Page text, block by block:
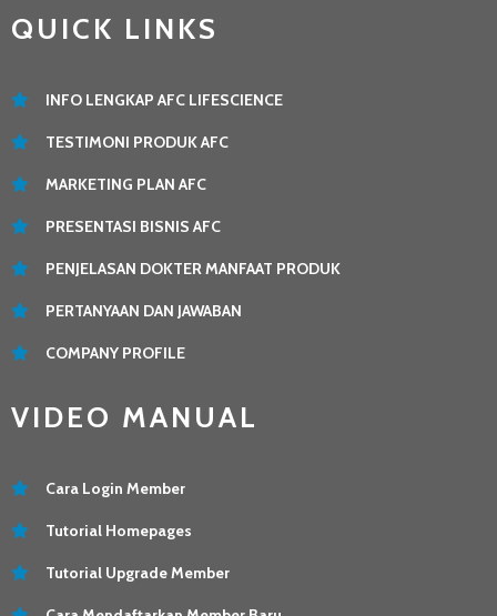
QUICK LINKS
INFO LENGKAP AFC LIFESCIENCE
TESTIMONI PRODUK AFC
MARKETING PLAN AFC
PRESENTASI BISNIS AFC
PENJELASAN DOKTER MANFAAT PRODUK
PERTANYAAN DAN JAWABAN
COMPANY PROFILE
VIDEO MANUAL
Cara Login Member
Tutorial Homepages
Tutorial Upgrade Member